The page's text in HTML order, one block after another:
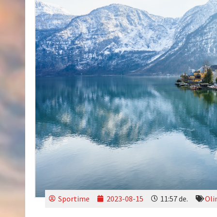
Sportime 2023-08-15 11:57 de.